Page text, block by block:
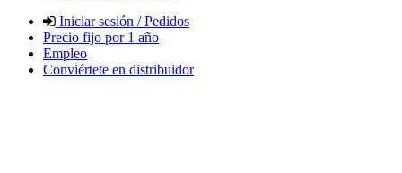
Iniciar sesión / Pedidos
Precio fijo por 1 año
Empleo
Conviértete en distribuidor